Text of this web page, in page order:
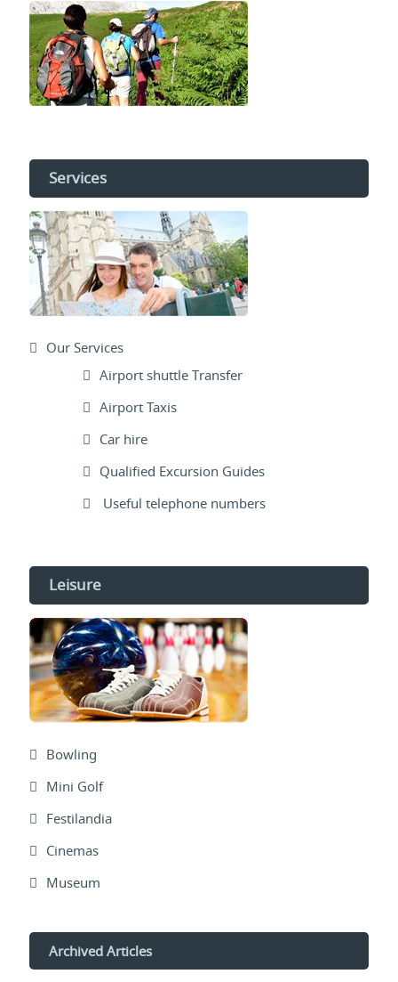
Services
Our Services
Airport shuttle Transfer
Airport Taxis
Car hire
Qualified Excursion Guides
Useful telephone numbers
Leisure
Bowling
Mini Golf
Festilandia
Cinemas
Museum
Archived Articles